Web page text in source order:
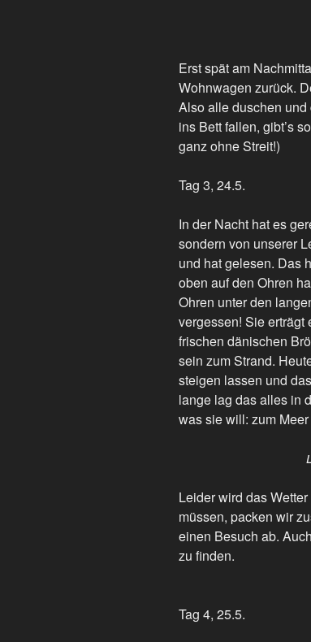
Erst spät am
Wohnwagen zurück.
Also alle duschen
ins Bett fallen, gibt’s
ganz ohne Streit!)
Tag 3, 24.5.
In der Nacht hat es
sondern von unserer
und hat gelesen. Das
oben auf den Ohren
Ohren unter den
vergessen! Sie erträgt
frischen dänischen
sein zum Strand.
steigen lassen und
lange lag das alles in
was sie will: zum
Leider wird das
müssen, packen wir
einen Besuch ab.
zu finden.
Tag 4, 25.5.